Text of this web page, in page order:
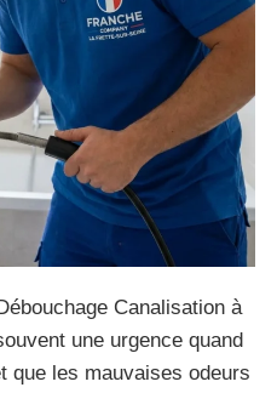
Canalisation à
une urgence quand
que les mauvaises odeurs